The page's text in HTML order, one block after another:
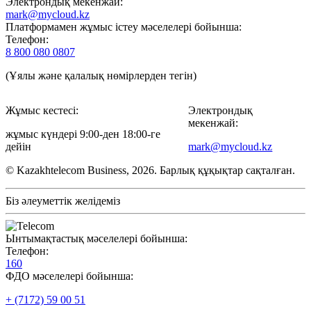
mark@mycloud.kz
Платформамен жұмыс істеу мәселелері бойынша:
Телефон:
8 800 080 0807
(Ұялы және қалалық нөмірлерден тегін)
Жұмыс кестесі:
жұмыс күндері 9:00-ден 18:00-ге
дейін
Электрондық
мекенжай:
mark@mycloud.kz
© Kazakhtelecom Business, 2026. Барлық құқықтар сақталған.
Біз әлеуметтік желідеміз
Ынтымақтастық мәселелері бойынша:
Телефон:
160
ФДО мәселелері бойынша:
+ (7172) 59 00 51